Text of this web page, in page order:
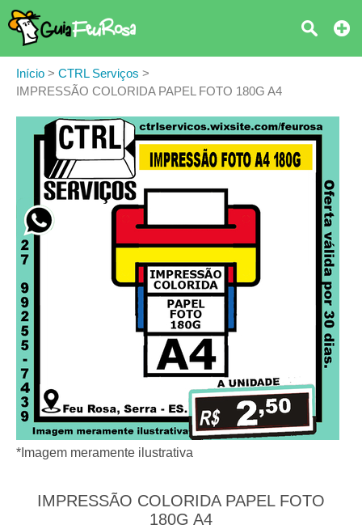
Início > CTRL Serviços >
IMPRESSÃO COLORIDA PAPEL FOTO 180G A4
*Imagem meramente ilustrativa
IMPRESSÃO COLORIDA PAPEL FOTO
180G A4